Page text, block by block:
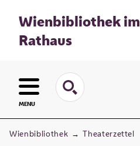
Wienbibliothek im
Rathaus
MENU
Wienbibliothek → Theaterzettel